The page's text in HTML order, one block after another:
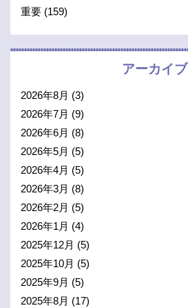
重要 (159)
アーカイブ
2026年8月 (3)
2026年7月 (9)
2026年6月 (8)
2026年5月 (5)
2026年4月 (5)
2026年3月 (8)
2026年2月 (5)
2026年1月 (4)
2025年12月 (5)
2025年10月 (5)
2025年9月 (5)
2025年8月 (17)